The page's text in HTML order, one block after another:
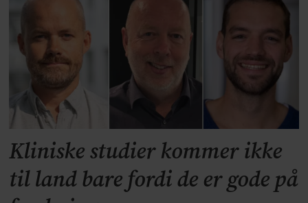
Kliniske studier kommer ikke
til land bare fordi de er gode på